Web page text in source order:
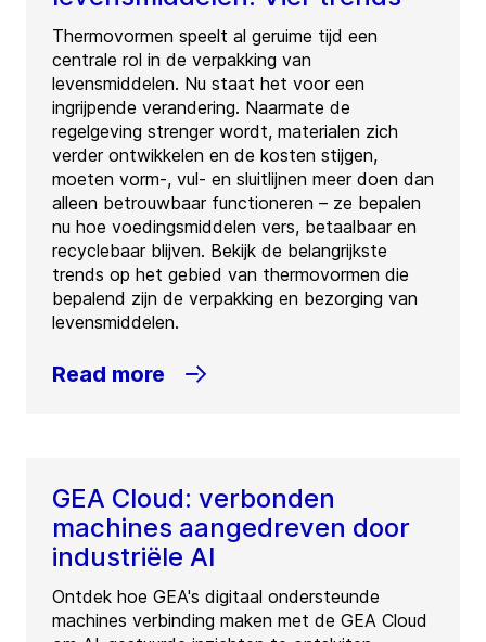
Thermovormen speelt al geruime tijd een
centrale rol in de verpakking van
levensmiddelen. Nu staat het voor een
ingrijpende verandering. Naarmate de
regelgeving strenger wordt, materialen zich
verder ontwikkelen en de kosten stijgen,
moeten vorm-, vul- en sluitlijnen meer doen dan
alleen betrouwbaar functioneren – ze bepalen
nu hoe voedingsmiddelen vers, betaalbaar en
recyclebaar blijven. Bekijk de belangrijkste
trends op het gebied van thermovormen die
bepalend zijn de verpakking en bezorging van
levensmiddelen.
Read more
GEA Cloud: verbonden
machines aangedreven door
industriële AI
Ontdek hoe GEA's digitaal ondersteunde
machines verbinding maken met de GEA Cloud